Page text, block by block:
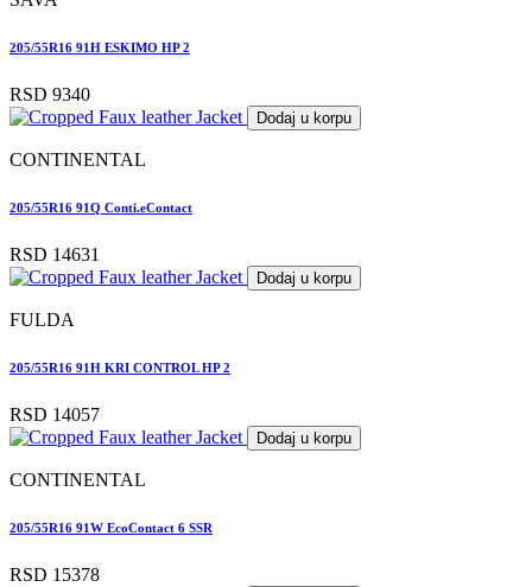
205/55R16 91H ESKIMO HP 2
RSD 9340
Dodaj u korpu
CONTINENTAL
205/55R16 91Q Conti.eContact
RSD 14631
Dodaj u korpu
FULDA
205/55R16 91H KRI CONTROL HP 2
RSD 14057
Dodaj u korpu
CONTINENTAL
205/55R16 91W EcoContact 6 SSR
RSD 15378